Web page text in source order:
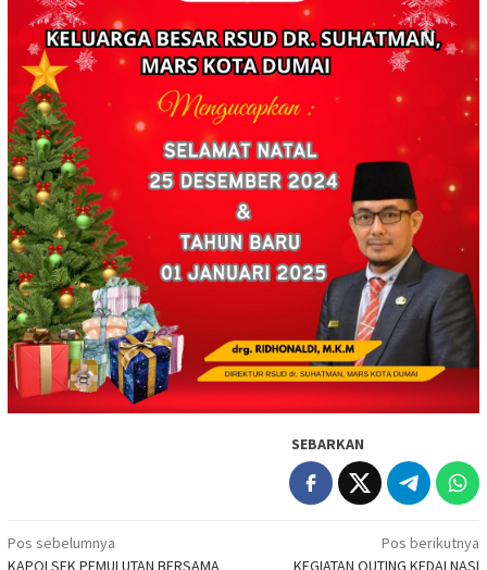
SEBARKAN
Navigasi
Pos sebelumnya
Pos berikutnya